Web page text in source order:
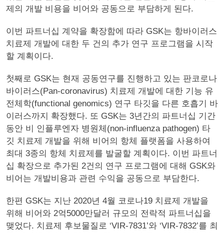
제의 개발 비용을 비어와 공동으로 부담하게 된다.
이번 파트너십 계약을 확장함에 따라 GSK는 항바이러스
치료제 개발에 대한 두 건의 추가 연구 프로그램을 시작
할 계획이다.
첫째로 GSK는 현재 공동연구를 진행하고 있는 판코로나
바이러스(Pan-coronavirus) 치료제 개발에 대한 기능 유
전체학(functional genomics) 연구 타깃을 다른 호흡기 바
이러스까지 확장했다. 또 GSK는 3년간의 파트너십 기간
동안 비 인플루엔자 병원체(non-influenza pathogen) 타
깃 치료제 개발을 위해 비어의 항체 플랫폼을 사용하여
최대 3종의 항체 치료제를 발굴할 계획이다. 이번 파트너
십 확장으로 추가된 2건의 연구 프로그램에 대해 GSK와
비어는 개발비용과 관련 수익을 공동으로 부담한다.
한편 GSK는 지난 2020년 4월 코로나19 치료제 개발을
위해 비어와 2억5000만달러 규모의 전락적 파트너십을
맺었다. 치료제 후보물질로 ‘VIR-7831’와 ‘VIR-7832’를 최